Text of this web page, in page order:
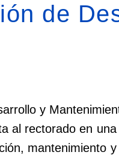
de
y
al rectorado en
mantenimiento